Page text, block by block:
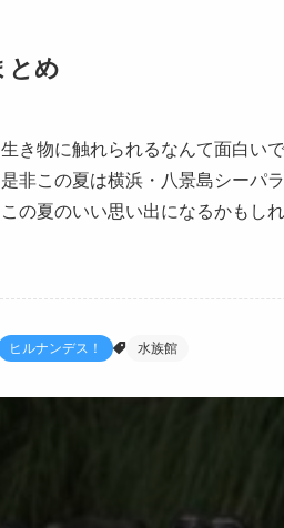
とめ
生き物に触れられるなんて面白いで
是非この夏は横浜・八景島シーパ
この夏のいい思い出になるかもしれ
ヒルナンデス！ 水族館